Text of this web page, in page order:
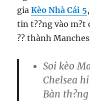
giaKèo Nhà Cái 5
tin t??ng vào m?t
?? thành
Soi kèo
Chelsea
Bàn